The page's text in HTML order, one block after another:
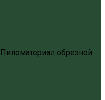
Пиломатериал обрезной